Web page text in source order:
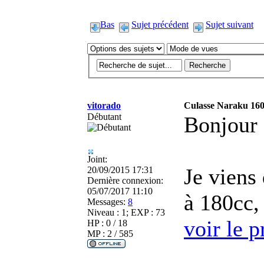
Bas Sujet précédent Sujet suivant
vitorado
Culasse Naraku
Débutant
Joint:
20/09/2015 17:31
Dernière connexion:
05/07/2017 11:10
Messages: 8
Niveau : 1; EXP : 73
HP : 0 / 18
MP : 2 / 585
Bonjour
Je
à
voir le